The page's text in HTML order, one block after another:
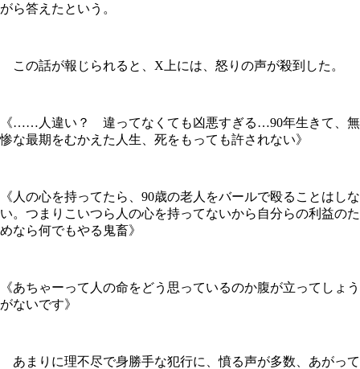
がら答えたという。
この話が報じられると、X上には、怒りの声が殺到した。
《……人違い？ 違ってなくても凶悪すぎる…90年生きて、無
惨な最期をむかえた人生、死をもっても許されない》
《人の心を持ってたら、90歳の老人をバールで殴ることはしな
い。つまりこいつら人の心を持ってないから自分らの利益のた
めなら何でもやる鬼畜》
《あちゃーって人の命をどう思っているのか腹が立ってしょう
がないです》
あまりに理不尽で身勝手な犯行に、憤る声が多数、あがって